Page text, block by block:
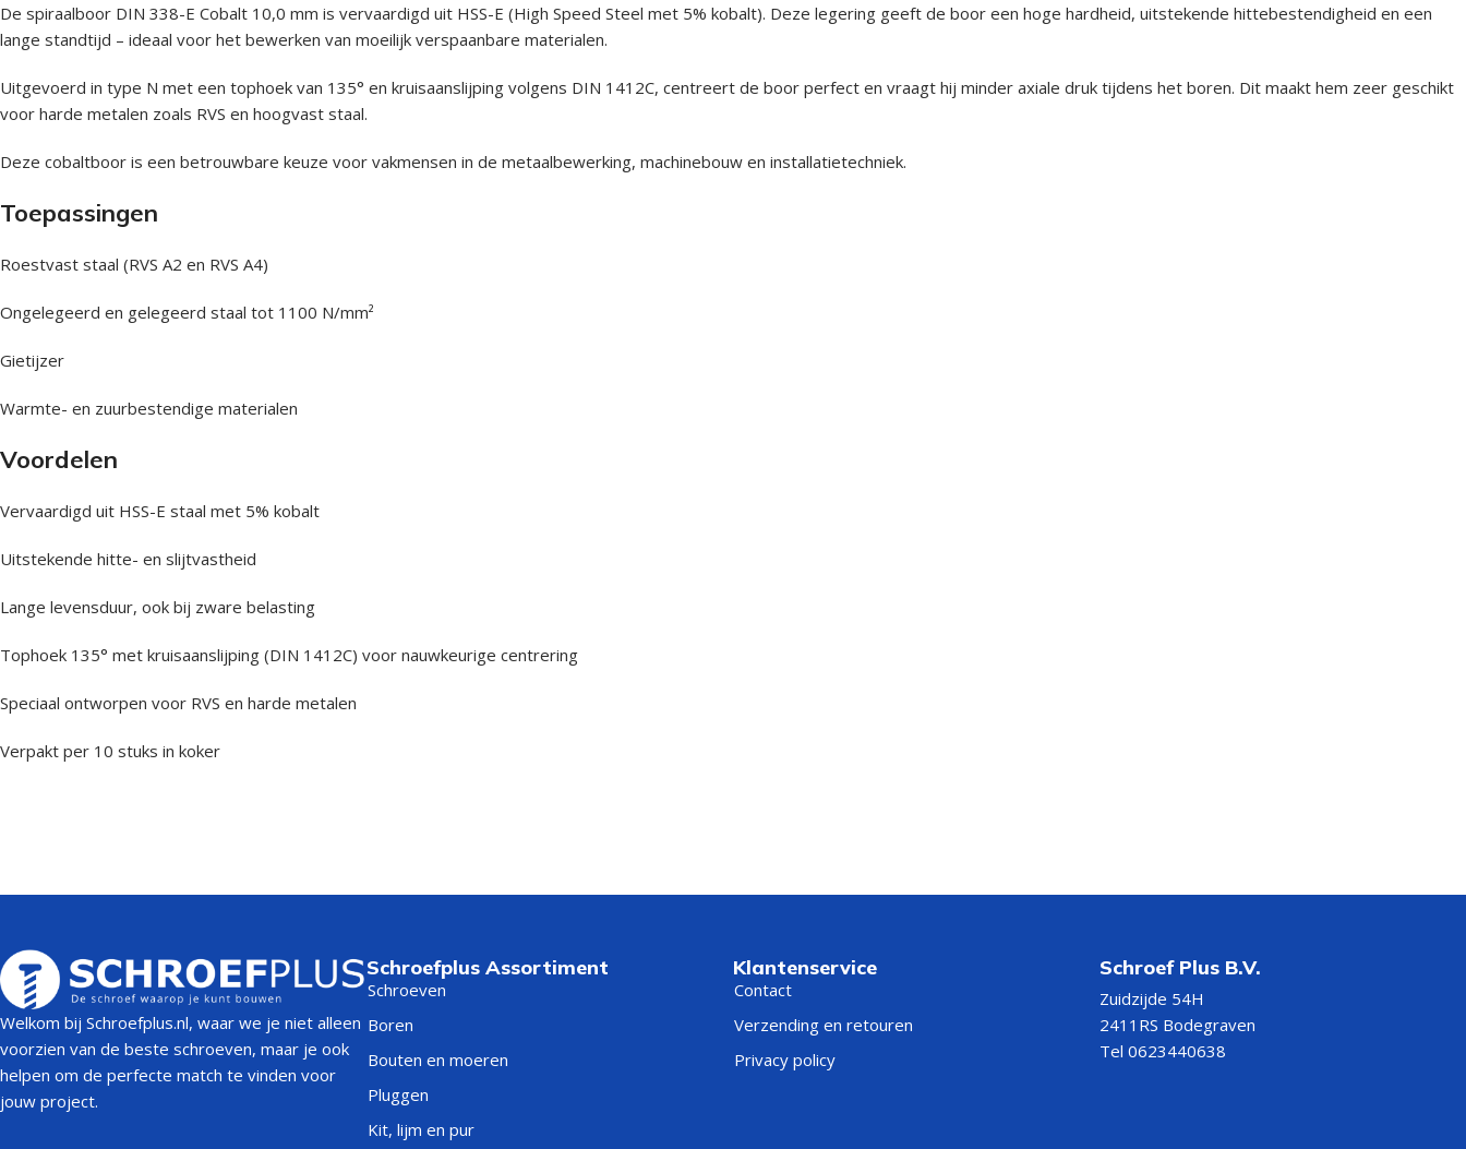
De spiraalboor DIN 338-E Cobalt 10,0 mm is vervaardigd uit HSS-E (High Speed Steel met 5% kobalt). Deze legering geeft de boor een hoge hardheid, uitstekende hittebestendigheid en een
lange standtijd – ideaal voor het bewerken van moeilijk verspaanbare materialen.
Uitgevoerd in type N met een tophoek van 135° en kruisaanslijping volgens DIN 1412C, centreert de boor perfect en vraagt hij minder axiale druk tijdens het boren. Dit maakt hem zeer geschikt
voor harde metalen zoals RVS en hoogvast staal.
Deze cobaltboor is een betrouwbare keuze voor vakmensen in de metaalbewerking, machinebouw en installatietechniek.
Toepassingen
Roestvast staal (RVS A2 en RVS A4)
Ongelegeerd en gelegeerd staal tot 1100 N/mm²
Gietijzer
Warmte- en zuurbestendige materialen
Voordelen
Vervaardigd uit HSS-E staal met 5% kobalt
Uitstekende hitte- en slijtvastheid
Lange levensduur, ook bij zware belasting
Tophoek 135° met kruisaanslijping (DIN 1412C) voor nauwkeurige centrering
Speciaal ontworpen voor RVS en harde metalen
Verpakt per 10 stuks in koker
Welkom bij Schroefplus.nl, waar we je niet alleen
voorzien van de beste schroeven, maar je ook
helpen om de perfecte match te vinden voor
jouw project.
Schroefplus Assortiment
Schroeven
Boren
Bouten en moeren
Pluggen
Kit, lijm en pur
Klantenservice
Contact
Verzending en retouren
Privacy policy
Schroef Plus B.V.
Zuidzijde 54H
2411RS Bodegraven
Tel 0623440638